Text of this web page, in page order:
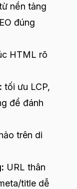
nền tảng
đúng
HTML rõ
tối ưu LCP,
để đánh
trên di
URL thân
title dễ